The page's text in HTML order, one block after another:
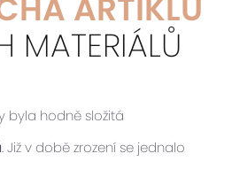
ARTIKLU
MATERIÁLŮ
byla hodně složitá
. Již v době zrození se jednalo